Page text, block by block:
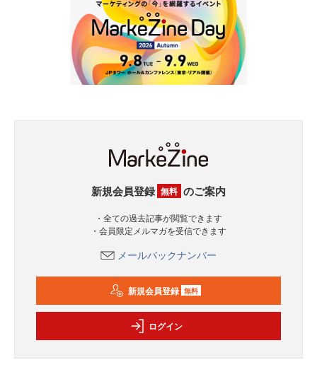
新規会員登録 無料 のご案内
・全ての過去記事が閲覧できます
・会員限定メルマガを受信できます
メールバックナンバー
新規会員登録 無料
ログイン